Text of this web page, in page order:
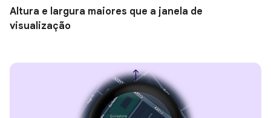
Altura e largura maiores que a janela de
visualização